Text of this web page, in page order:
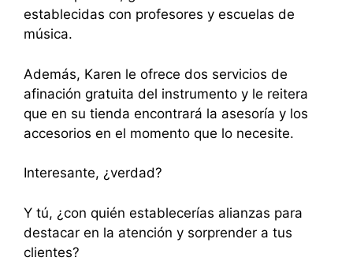
establecidas con profesores y escuelas de
música.
Además, Karen le ofrece dos servicios de
afinación gratuita del instrumento y le reitera
que en su tienda encontrará la asesoría y los
accesorios en el momento que lo necesite.
Interesante, ¿verdad?
Y tú, ¿con quién establecerías alianzas para
destacar en la atención y sorprender a tus
clientes?